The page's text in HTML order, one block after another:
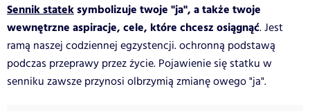
Sennik stateksymbolizuje twoje "ja", a także twoje
wewnętrzne aspiracje, cele, które chcesz osiągnąć. Jest
ramą naszej codziennej egzystencji. ochronną podstawą
podczas przeprawy przez życie. Pojawienie się statku w
senniku zawsze przynosi olbrzymią zmianę owego "ja".